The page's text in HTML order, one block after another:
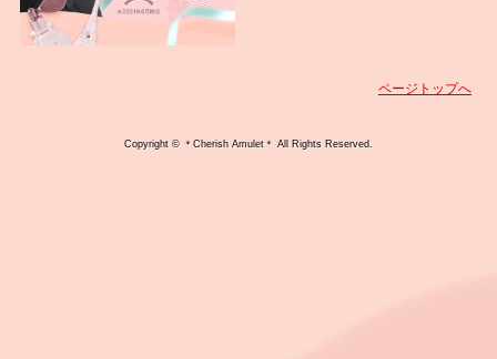
ページトップへ
Copyright © ＊Cherish Amulet＊ All Rights Reserved.